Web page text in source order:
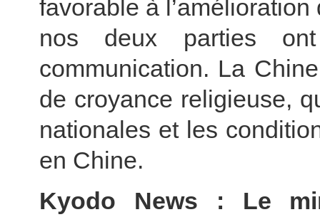
favorable à
nos deux parties
communication. La
de croyance religieuse,
nationales et les
en Chine.
Kyodo News : Le